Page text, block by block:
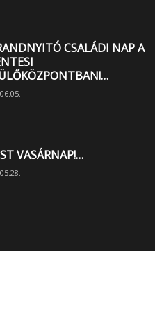
CSALÁDI NAP A
VASÁRNAP!…